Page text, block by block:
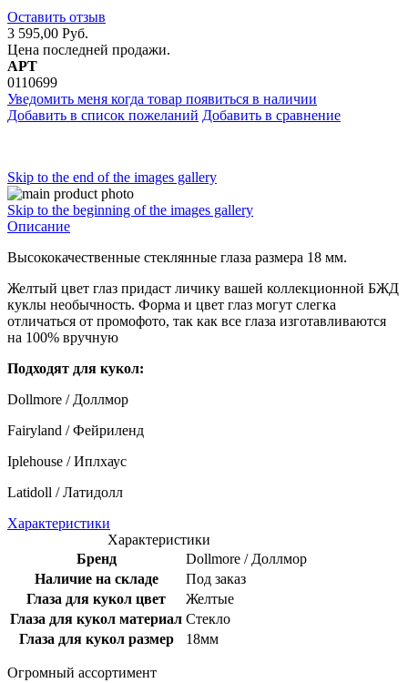
Оставить отзыв
3 595,00 Руб.
Цена последней продажи.
АРТ
0110699
Уведомить меня когда товар появиться в наличии
Добавить в список пожеланий Добавить в сравнение
Skip to the end of the images gallery
Skip to the beginning of the images gallery
Описание
Высококачественные стеклянные глаза размера 18 мм.
Желтый цвет глаз придаст личику вашей коллекционной БЖД
куклы необычность. Форма и цвет глаз могут слегка
отличаться от промофото, так как все глаза изготавливаются
на 100% вручную
Подходят для кукол:
Dollmore / Доллмор
Fairyland / Фейриленд
Iplehouse / Иплхаус
Latidoll / Латидолл
Характеристики
Характеристики
Бренд
Dollmore / Доллмор
Наличие на складе
Под заказ
Глаза для кукол цвет
Желтые
Глаза для кукол материал Стекло
Глаза для кукол размер
18мм
Огромный ассортимент